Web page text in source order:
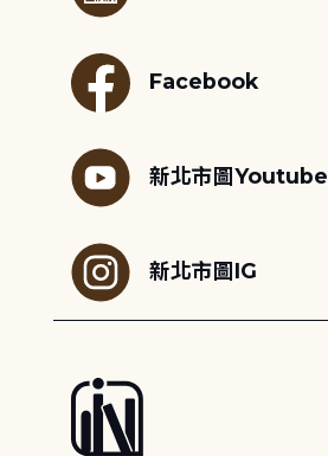
Facebook
新北市圖Youtube
新北市圖IG